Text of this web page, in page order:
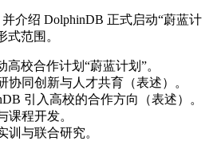
介绍 DolphinDB 正式启动“蔚蓝计
式范围。
校合作计划“蔚蓝计划”。
协同创新与人才共育（表述）。
引入高校的合作方向（表述）。
课程开发。
训与联合研究。